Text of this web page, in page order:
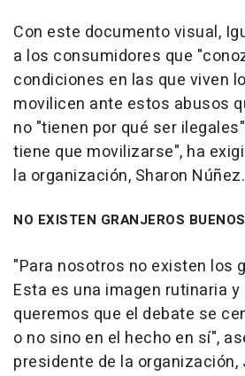
Con este documento visual,
a los consumidores que
condiciones en las que viven
movilicen ante estos abusos
no "tienen por qué ser
tiene que movilizarse", ha
la organización, Sharon Núñez.
NO EXISTEN GRANJEROS BUENOS
"Para nosotros no existen los
Esta es una imagen rutinaria y
queremos que el debate se
o no sino en el hecho en sí",
presidente de la organización,